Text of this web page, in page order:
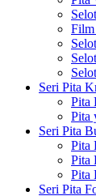
Film
Seri Pita
Pita
Pita
Seri Pita
Pita
Pita
Pita
Seri Pita